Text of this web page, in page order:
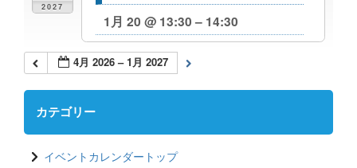
2027
1月 20 @ 13:30 – 14:30
4月 2026 – 1月 2027
カテゴリー
イベントカレンダートップ